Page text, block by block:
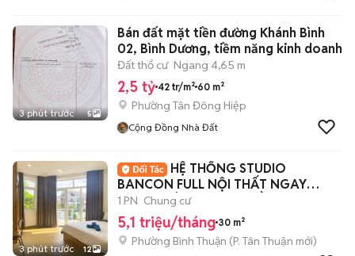
3 phút trước 5
Bán đất mặt tiền đường Khánh Bình
02, Bình Dương, tiềm năng kinh doanh
Đất thổ cư Ngang 4,65 m
2,5 tỷ 42 tr/m² 60 m²
Phường Tân Đông Hiệp
Cộng Đồng Nhà Đất
3 phút trước 12
HỆ THỐNG STUDIO
BANCON FULL NỘI THẤT NGAY
TRUNG TÂM QUẬN 7, GẦN LOTTE
1 PN Chung cư
5,1 triệu/tháng 30 m²
Phường Bình Thuận (P. Tân Thuận mới)